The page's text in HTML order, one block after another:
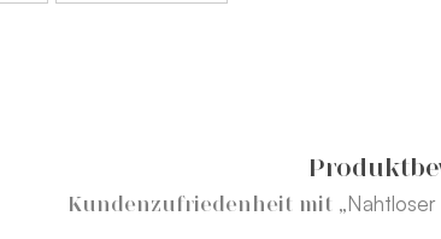
Kundenzufriedenheit mit